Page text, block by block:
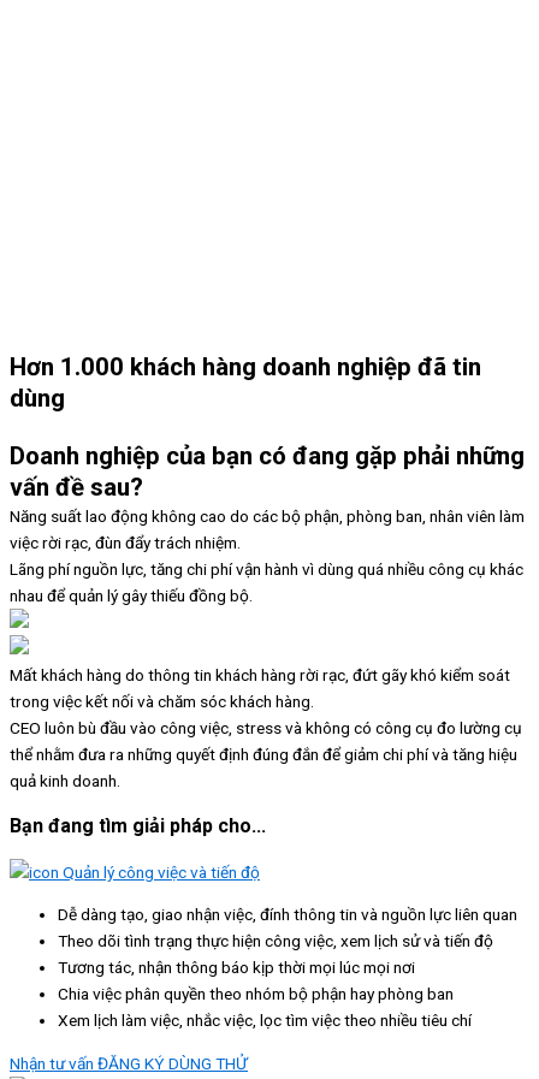
Hơn 1.000 khách hàng doanh nghiệp đã tin
dùng
Doanh nghiệp của bạn có đang gặp phải những
vấn đề sau?
Năng suất lao động không cao do các bộ phận, phòng ban, nhân viên làm
việc rời rạc, đùn đẩy trách nhiệm.
Lãng phí nguồn lực, tăng chi phí vận hành vì dùng quá nhiều công cụ khác
nhau để quản lý gây thiếu đồng bộ.
Mất khách hàng do thông tin khách hàng rời rạc, đứt gãy khó kiểm soát
trong việc kết nối và chăm sóc khách hàng.
CEO luôn bù đầu vào công việc, stress và không có công cụ đo lường cụ
thể nhằm đưa ra những quyết định đúng đắn để giảm chi phí và tăng hiệu
quả kinh doanh.
Bạn đang tìm giải pháp cho...
Quản lý công việc và tiến độ
Dễ dàng tạo, giao nhận việc, đính thông tin và nguồn lực liên quan
Theo dõi tình trạng thực hiện công việc, xem lịch sử và tiến độ
Tương tác, nhận thông báo kịp thời mọi lúc mọi nơi
Chia việc phân quyền theo nhóm bộ phận hay phòng ban
Xem lịch làm việc, nhắc việc, lọc tìm việc theo nhiều tiêu chí
Nhận tư vấn ĐĂNG KÝ DÙNG THỬ